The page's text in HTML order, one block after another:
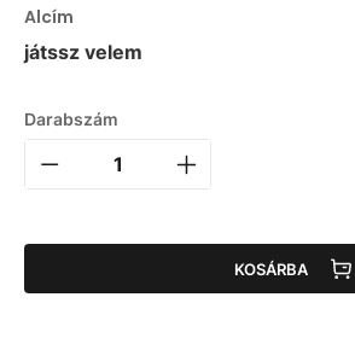
Alcím
játssz velem
Darabszám
KOSÁRBA